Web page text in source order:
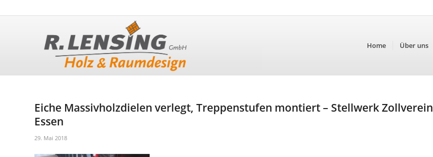
Home Über uns
Eiche Massivholzdielen verlegt, Treppenstufen montiert – Stellwerk Zollverein
Essen
29. Mai 2018